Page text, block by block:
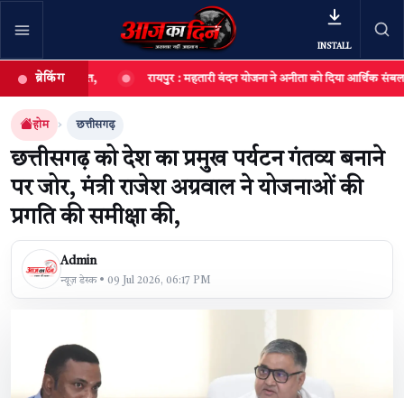
INSTALL
खबर खोजें
खोजें
ब्रेकिंग
आयोजित, रायपुर : महतारी वंदन योजना ने अनीता को दिया आर्थिक संबल, छोटी दुकान
होम छत्तीसगढ़
छत्तीसगढ़ को देश का प्रमुख पर्यटन गंतव्य बनाने
पर जोर, मंत्री राजेश अग्रवाल ने योजनाओं की
प्रगति की समीक्षा की,
Admin
न्यूज़ डेस्क • 09 Jul 2026, 06:17 PM